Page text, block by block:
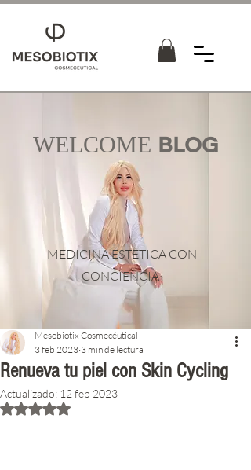
WELCOME BLOG
MEDICINA ESTÉTICA CON
CONCIENCIA
Renueva tu piel con Skin Cycling
Mesobiotix Cosmecéutical
3 feb 2023 3 min de lectura
Actualizado: 12 feb 2023
Obtuvo NaN de 5 estrellas.